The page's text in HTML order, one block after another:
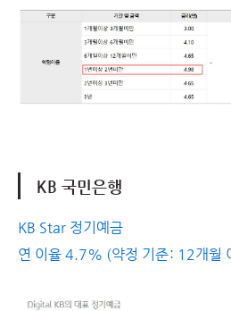
KB 국민은행
KB Star 정기예금
연 이율 4.7% (약정 기준: 12개월